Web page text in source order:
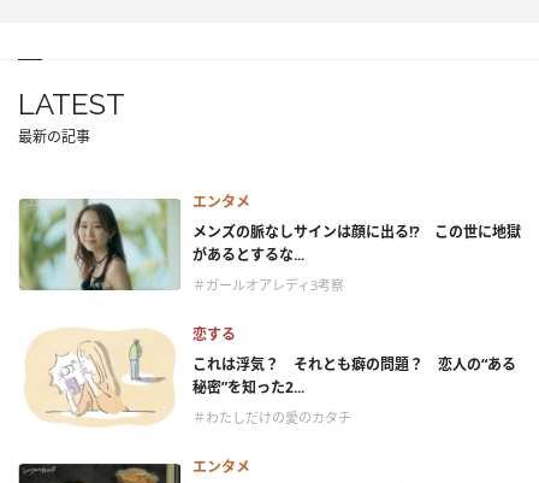
LATEST
最新の記事
エンタメ
メンズの脈なしサインは顔に出る!? この世に地獄
があるとするな...
＃ガールオアレディ3考察
恋する
これは浮気？ それとも癖の問題？ 恋人の“ある
秘密”を知った2...
＃わたしだけの愛のカタチ
エンタメ